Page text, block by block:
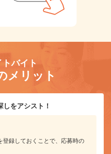
バイト
メリット
をアシスト！
登録しておくことで、応募時の